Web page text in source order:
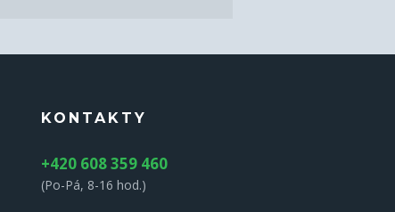
KONTAKTY
+420 608 359 460
(Po-Pá, 8-16 hod.)